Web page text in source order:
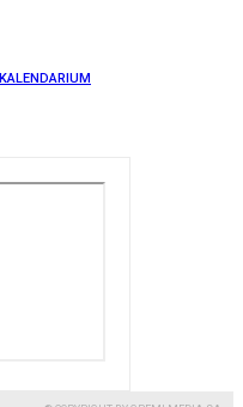
KALENDARIUM